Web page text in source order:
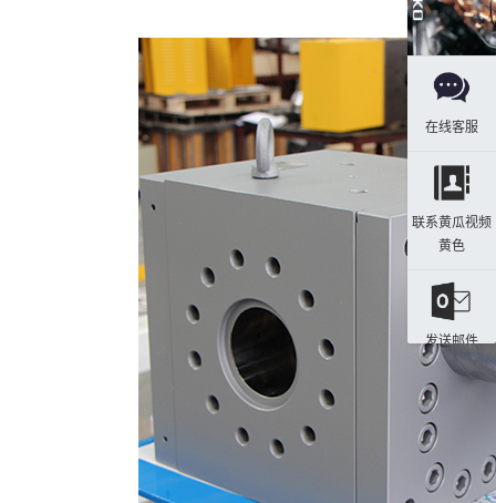
在线客服
联系黄瓜视频
黄色
发送邮件